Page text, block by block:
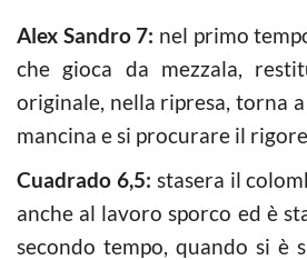
Alex Sandro 7: nel primo
che gioca da mezzala,
originale, nella ripresa, torna
mancina e si procurare il rigore
Cuadrado 6,5: stasera il
anche al lavoro sporco ed è
secondo tempo, quando si è